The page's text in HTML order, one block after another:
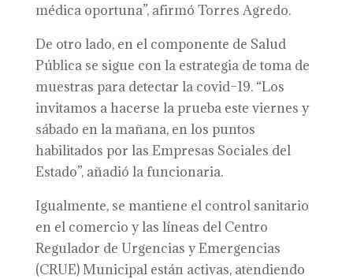
médica oportuna”, afirmó Torres Agredo.
De otro lado, en el componente de Salud
Pública se sigue con la estrategia de toma de
muestras para detectar la covid–19. “Los
invitamos a hacerse la prueba este viernes y
sábado en la mañana, en los puntos
habilitados por las Empresas Sociales del
Estado”, añadió la funcionaria.
Igualmente, se mantiene el control sanitario
en el comercio y las líneas del Centro
Regulador de Urgencias y Emergencias
(CRUE) Municipal están activas, atendiendo